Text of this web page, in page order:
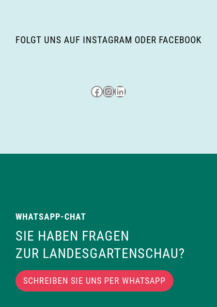
n
FOLGT UNS AUF INSTAGRAM ODER FACEBOOK
Besuche uns auf Facebook
Besuche uns auf Instagram
LinkedIn
WHATSAPP-CHAT
SIE HABEN FRAGEN
ZUR LANDESGARTENSCHAU?
SCHREIBEN SIE UNS PER WHATSAPP